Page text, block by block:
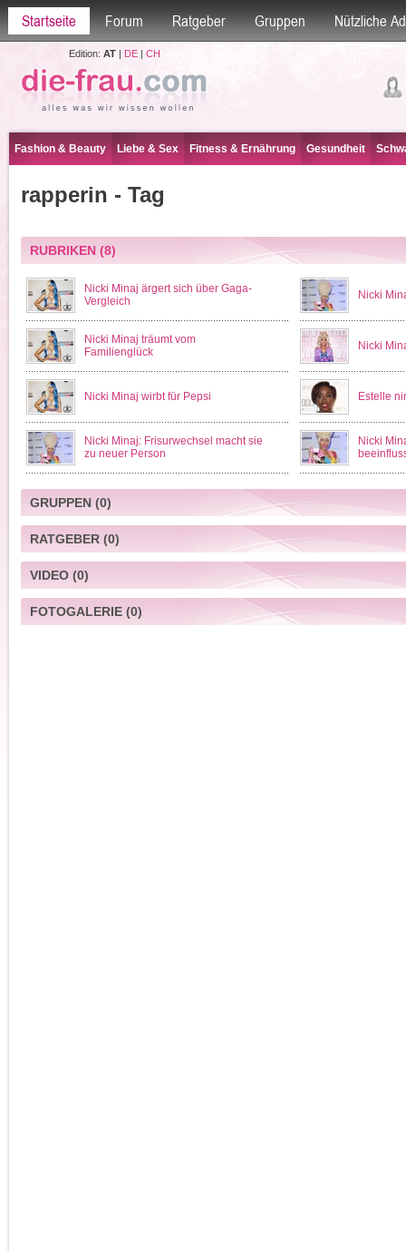
Startseite Forum Ratgeber Gruppen Nützliche
Edition: AT| DE| CH
Fashion & Beauty Liebe & Sex Fitness & Ernährung Gesundheit
rapperin - Tag
RUBRIKEN(8)
Nicki Minaj ärgert sich über Gaga-
Vergleich
Nicki
Nicki Minaj träumt vom
Familienglück
Nicki
Nicki Minaj wirbt für Pepsi Estelle
Nicki Minaj: Frisurwechsel macht sie
zu neuer Person
Nicki
GRUPPEN(0)
RATGEBER(0)
VIDEO(0)
FOTOGALERIE(0)